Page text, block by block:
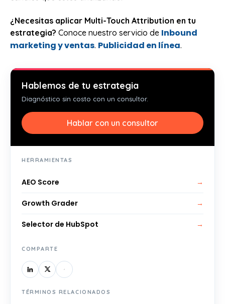
¿Necesitas aplicar Multi-Touch Attribution en tu
estrategia? Conoce nuestro servicio de Inbound
marketing y ventas. Publicidad en línea.
Hablemos de tu estrategia
Diagnóstico sin costo con un consultor.
Hablar con un consultor
HERRAMIENTAS
AEO Score →
Growth Grader →
Selector de HubSpot →
COMPARTE
TÉRMINOS RELACIONADOS